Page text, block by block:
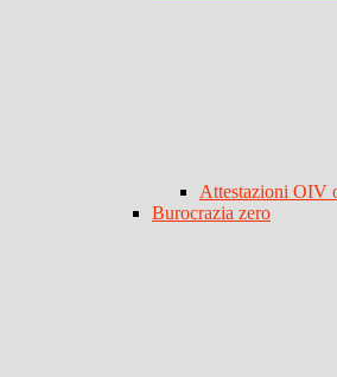
Attestazioni OIV
Burocrazia zero